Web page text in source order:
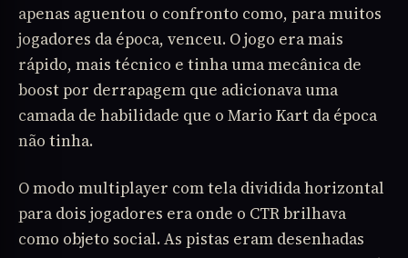
apenas aguentou o confronto como, para muitos
jogadores da época, venceu. O jogo era mais
rápido, mais técnico e tinha uma mecânica de
boost por derrapagem que adicionava uma
camada de habilidade que o Mario Kart da época
não tinha.
O modo multiplayer com tela dividida horizontal
para dois jogadores era onde o CTR brilhava
como objeto social. As pistas eram desenhadas